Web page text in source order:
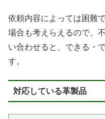
依頼内容によっては困難
場合も考えらえるので、
い合わせると、できる・
す。
対応している革製品